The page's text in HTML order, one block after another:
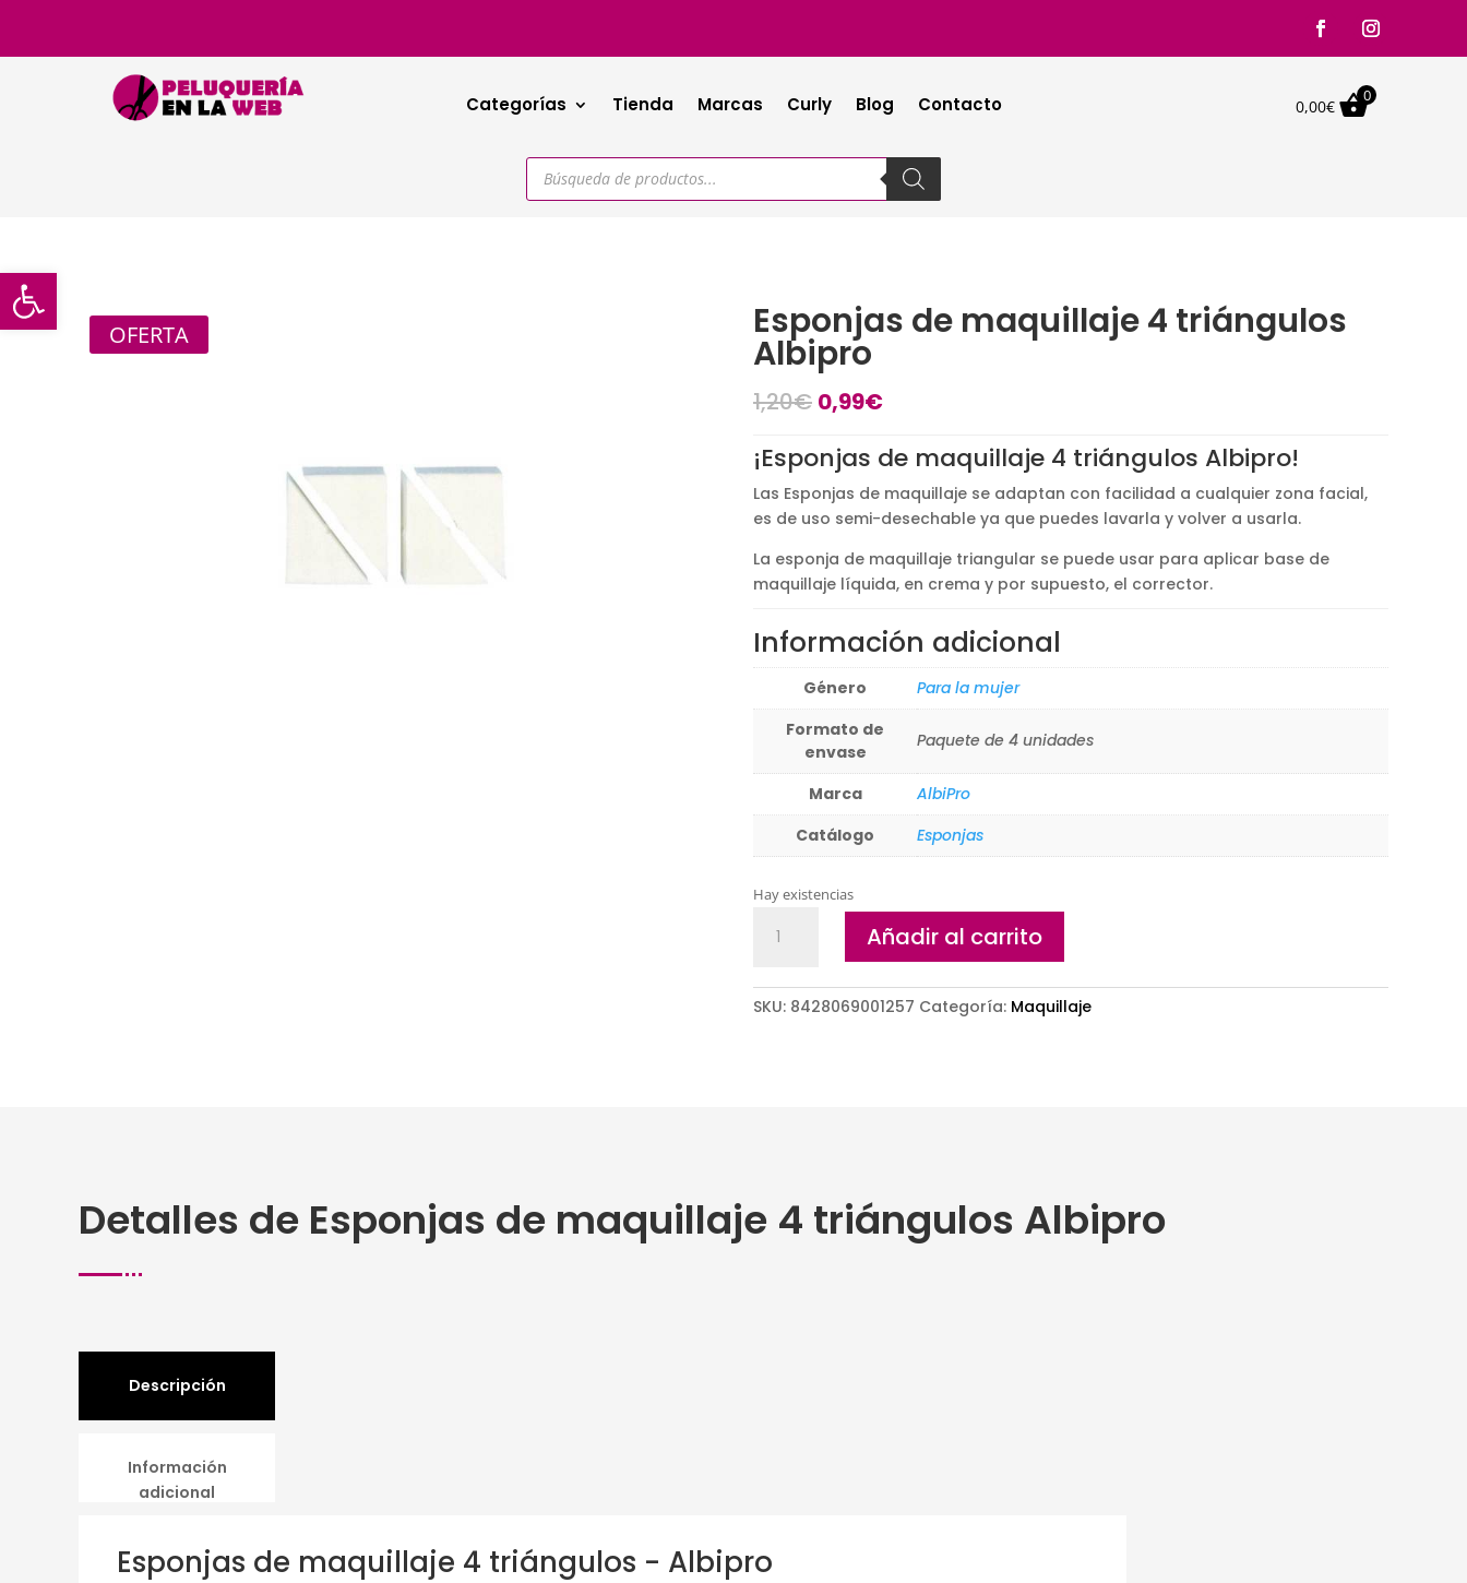
Categorías Tienda Marcas Curly Blog Contacto 0,00€
0
Búsqueda
productos
OFERTA Esponjas de maquillaje 4 triángulos
Albipro
1,20€ El
original
era:
1,20€.
0,99€El
actual
es:
0,99€.
¡Esponjas de maquillaje 4 triángulos Albipro!
Las Esponjas de maquillaje se adaptan con facilidad a cualquier zona facial,
es de uso semi-desechable ya que puedes lavarla y volver a usarla.
La esponja de maquillaje triangular se puede usar para aplicar base de
maquillaje líquida, en crema y por supuesto, el corrector.
Información adicional
Género
Para la mujer
Formato de
envase
Paquete de 4 unidades
Marca
AlbiPro
Catálogo
Esponjas
Hay existencias
4
triángulos
Añadir al carrito
SKU: 8428069001257 Categoría: Maquillaje
Detalles de Esponjas de maquillaje 4 triángulos Albipro
Descripción
Información
adicional
Esponjas de maquillaje 4 triángulos - Albipro
Abrir barra de herramientas